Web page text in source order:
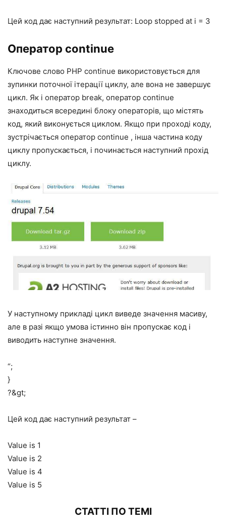
Цей код дає наступний результат: Loop stopped at i = 3
Оператор continue
Ключове слово PHP continue використовується для
зупинки поточної ітерації циклу, але вона не завершує
цикл. Як і оператор break, оператор continue
знаходиться всередині блоку операторів, що містять
код, який виконується циклом. Якщо при проході коду,
зустрічається оператор continue , інша частина коду
циклу пропускається, і починається наступний прохід
циклу.
У наступному прикладі цикл виведе значення масиву,
але в разі якщо умова істинно він пропускає код і
виводить наступне значення.
“;
}
?&gt;
Цей код дає наступний результат –
Value is 1
Value is 2
Value is 4
Value is 5
СТАТТІ ПО ТЕМІ